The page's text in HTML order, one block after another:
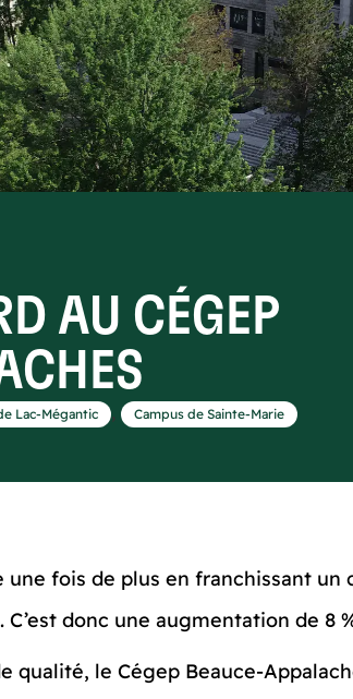
AU CÉGEP
Lac-Mégantic , Campus de Sainte-Marie
fois de plus en franchissant
donc une augmentation de 8
qualité, le Cégep Beauce-